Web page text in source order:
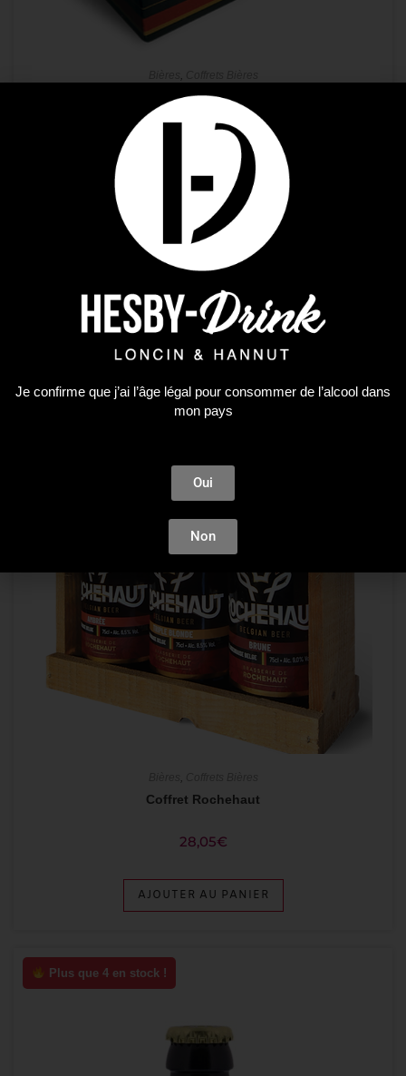
Coffret Rochehaut
AJOUTER AU PANIER
Coffret Rochehaut
28,05€
AJOUTER AU PANIER
Plus que 4 en stock !
Je confirme que j’ai l’âge légal pour consommer de l’alcool dans
mon pays
Oui
Non